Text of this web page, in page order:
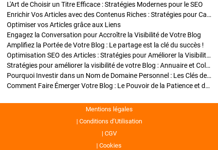
L'Art de Choisir un Titre Efficace : Stratégies Modernes pour le SEO
Enrichir Vos Articles avec des Contenus Riches : Stratégies pour Captiver et Optimiser
Optimiser vos Articles grâce aux Liens
Engagez la Conversation pour Accroître la Visibilité de Votre Blog
Amplifiez la Portée de Votre Blog : Le partage est la clé du succès !
Optimisation SEO des Articles : Stratégies pour Améliorer la Visibilité de Votre Blog
Stratégies pour améliorer la visibilité de votre Blog : Annuaire et Collaborations
Pourquoi Investir dans un Nom de Domaine Personnel : Les Clés de la Réussite de Votre Blog
Comment Faire Émerger Votre Blog : Le Pouvoir de la Patience et de la Persévérance
Mentions légales
Conditions d’Utilisation
CGV
Cookies